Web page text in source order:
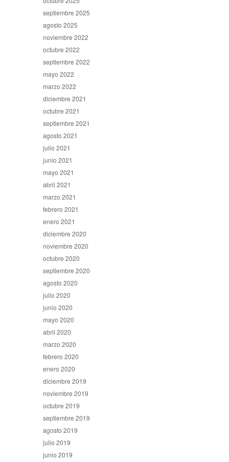
septiembre 2025
agosto 2025
noviembre 2022
octubre 2022
septiembre 2022
mayo 2022
marzo 2022
diciembre 2021
octubre 2021
septiembre 2021
agosto 2021
julio 2021
junio 2021
mayo 2021
abril 2021
marzo 2021
febrero 2021
enero 2021
diciembre 2020
noviembre 2020
octubre 2020
septiembre 2020
agosto 2020
julio 2020
junio 2020
mayo 2020
abril 2020
marzo 2020
febrero 2020
enero 2020
diciembre 2019
noviembre 2019
octubre 2019
septiembre 2019
agosto 2019
julio 2019
junio 2019